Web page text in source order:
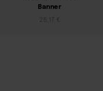
Banner